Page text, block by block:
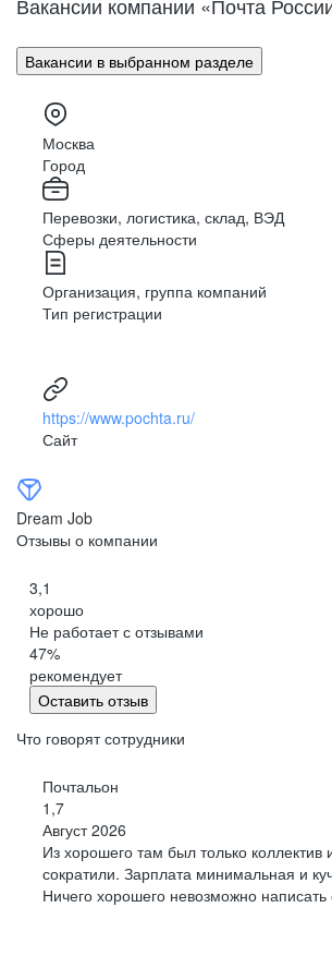
Поволжье
Урал
Сибирь
Дальний Восток
Северный Кавказ
Улан-Удэ
Владивосток
Владимир
Волгоград
Воронеж
Махачкала
Биробиджан
Иваново (Ивановская область)
Израиль
Магас
Казахстан
Калининград
Элиста
Петропавловск-Камчатский
Черкесск
Киров
Китай
Сыктывкар
Кострома
Краснодар
Курск
Липецк
Магадан
Йошкар-Ола
Саранск
Вакансии в выбранном разделе
Москва
Город
Перевозки, логистика, склад, ВЭД
Сферы деятельности
Организация, группа компаний
Тип регистрации
https://www.pochta.ru/
Сайт
Dream Job
Отзывы о компании
3,1
хорошо
Не работает с отзывами
47%
рекомендует
Оставить отзыв
Что говорят сотрудники
Почтальон
1,7
Август 2026
Из хорошего там был только коллектив
сократили. Зарплата минимальная и
Ничего хорошего невозможно написать